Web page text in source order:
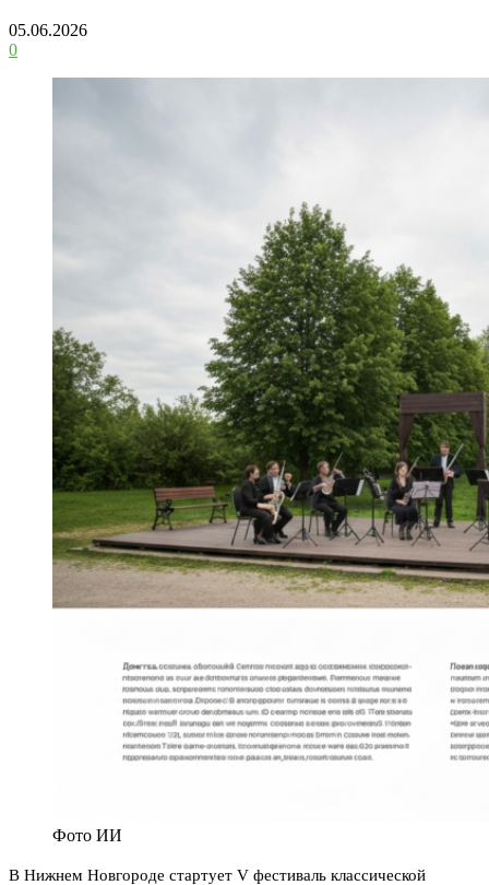
05.06.2026
0
Фото ИИ
В Нижнем Новгороде стартует V фестиваль классической